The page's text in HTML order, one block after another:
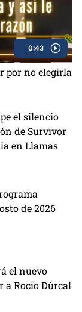
0:43
por no elegirla
el silencio
de Survivor
en Llamas
de 2026
el nuevo
a Rocío Dúrcal